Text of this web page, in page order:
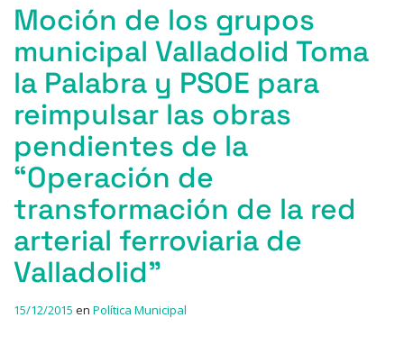
Moción de los grupos
municipal Valladolid Toma
la Palabra y PSOE para
reimpulsar las obras
pendientes de la
“Operación de
transformación de la red
arterial ferroviaria de
Valladolid”
15/12/2015 en Política Municipal